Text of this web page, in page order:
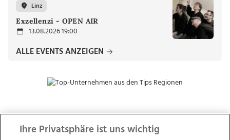
Linz
Exzellenzi - OPEN AIR
13.08.2026 19:00
ALLE EVENTS ANZEIGEN
ZUR NACHRICHTENÜBERSICHT
Ihre Privatsphäre ist uns wichtig